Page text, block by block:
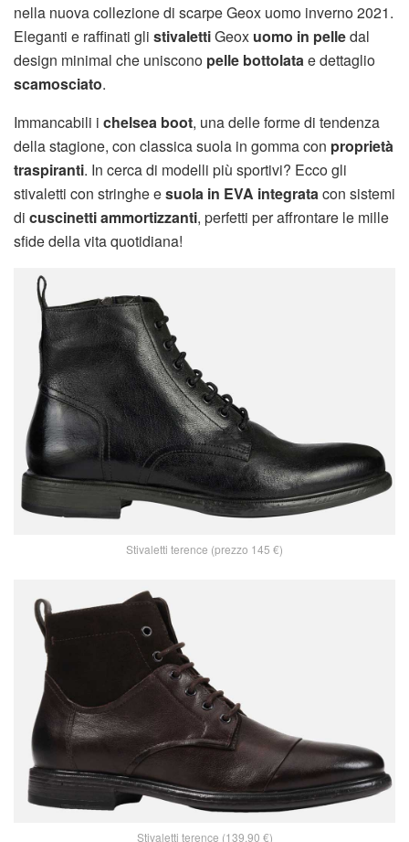
nella nuova collezione di scarpe Geox uomo inverno 2021.
Eleganti e raffinati gli stivalettiGeox uomo in pelledal
design minimal che uniscono pelle bottolatae dettaglio
scamosciato.
Immancabili i chelsea boot, una delle forme di tendenza
della stagione, con classica suola in gomma con proprietà
traspiranti. In cerca di modelli più sportivi? Ecco gli
stivaletti con stringhe esuola in EVA integratacon sistemi
di cuscinetti ammortizzanti, perfetti per affrontare le mille
sfide della vita quotidiana!
Stivaletti terence (prezzo 145 €)
Stivaletti terence (139,90 €)